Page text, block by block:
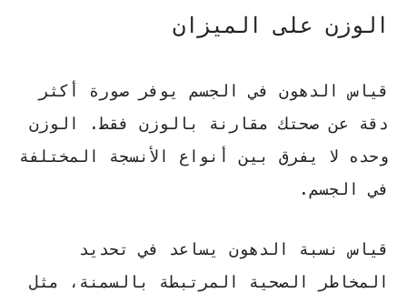
الوزن على الميزان
قياس الدهون في الجسم يوفر صورة أكثر
دقة عن صحتك مقارنة بالوزن فقط. الوزن
وحده لا يفرق بين أنواع الأنسجة المختلفة
في الجسم.
قياس نسبة الدهون يساعد في تحديد
المخاطر الصحية المرتبطة بالسمنة، مثل